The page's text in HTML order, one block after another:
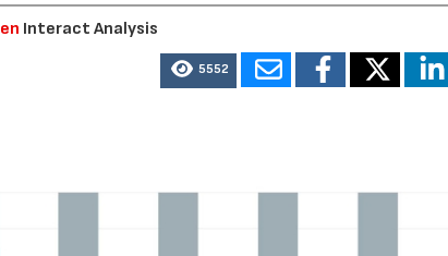
Interact Analysis
5552